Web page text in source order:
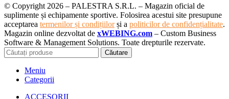
© Copyright 2026 – PALESTRA S.R.L. – Magazin oficial de
suplimente și echipamente sportive. Folosirea acestui site presupune
acceptarea termenilor și condițiilorși a politicilor de confidențialitate.
Magazin online dezvoltat de xWEBING.com – Custom Business
Software & Management Solutions. Toate drepturile rezervate.
Căutare
Meniu
Categorii
ACCESORII